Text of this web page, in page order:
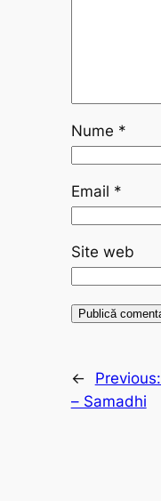
Nume *
Email *
Site web
← Previous:
– Samadhi